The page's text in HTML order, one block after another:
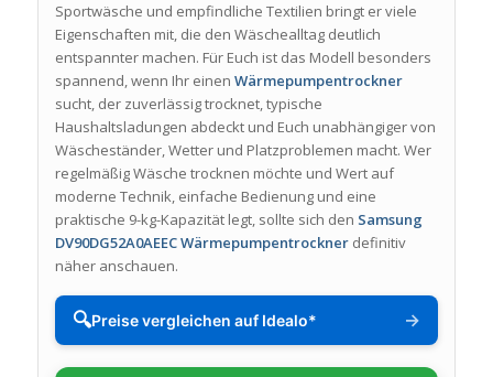
Sportwäsche und empfindliche Textilien bringt er viele
Eigenschaften mit, die den Wäschealltag deutlich
entspannter machen. Für Euch ist das Modell besonders
spannend, wenn Ihr einen Wärmepumpentrockner
sucht, der zuverlässig trocknet, typische
Haushaltsladungen abdeckt und Euch unabhängiger von
Wäscheständer, Wetter und Platzproblemen macht. Wer
regelmäßig Wäsche trocknen möchte und Wert auf
moderne Technik, einfache Bedienung und eine
praktische 9-kg-Kapazität legt, sollte sich den Samsung
DV90DG52A0AEEC Wärmepumpentrocknerdefinitiv
näher anschauen.
🔍Preise vergleichen auf Idealo* →